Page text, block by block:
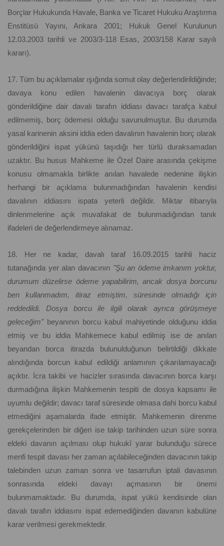
Borçlar Hukukunda Havale, Banka ve Ticaret Hukuku Araştırma
Enstitüsü Yayını, Ankara 2001; Hukuk Genel Kurulunun
12.03.2003 tarihli ve 2003/3-118 Esas, 2003/158 Karar sayılı
kararı).
17. Tüm bu açıklamalar ışığında somut olay değerlendirildiğinde;
davaya konu edilen havalenin davacıya borç olarak
gönderildiğine dair davalı tarafın iddiası davacı tarafça kabul
edilmemiş, borç ödemesi olduğu savunulmuştur. Bu durumda
yasal karinenin aksini iddia eden davalının havalenin borç olarak
gönderildiğini ispat yükünü taşıdığı her türlü duraksamadan
uzaktır. Bu husus Mahkeme ile Özel Daire arasında çekişme
konusu olmamakla birlikte anılan havalede nedenine ilişkin
herhangi bir açıklama bulunmadığından havalenin kendisi
davalının iddiasını ispata yeterli değildir. Miktar itibarıyla
dinlenmelerine açık muvafakat de bulunmadığından tanık
ifadeleri de değerlendirmeye alınamaz.
18. Her ne kadar, davalı taraf 16.09.2015 tarihli haciz
tutanağında yer alan davacının "Şu an ödeme imkanım yoktur,
durumum düzelirse ödeme yapabilirim, ancak dosya borcunu
ben kullanmadım, itiraz etmiştim, süresinde olmadığı için
reddedildi. Dosya borcu ile ilgili olarak ayrıca görüşmeye
geleceğim"beyanının borcu kabul mahiyetinde olduğunu iddia
etmiş ve bu iddia Mahkemece kabul edilmiş ise de anılan
beyandan borca itirazda bulunulduğunun belirtildiği dikkate
alındığında borcun kabul edildiği anlamının çıkarılamayacağı
açıktır. İcra takibi ve hacizler sırasında davacının borca karşı
durmadığına ilişkin Mahkemenin tespiti de dosya kapsamı ile
uyumlu değildir; davacı taraf süresinde olmasa dahi borcu kabul
etmediğini aşamalarda ifade etmiştir. Mahkemenin direnme
gerekçelerinden bir diğeri ise takip tarihinden uzun süre sonra
eldeki davanın açılması olup hukukî yarar bulunduğu sürece
menfi tespit davası her zaman açılabileceğinden davacının takip
talebinden uzun zaman sonra ve tasarrufun iptali davasının
sonrasında eldeki davayı açmasının bir önemi
bulunmamaktadır. Bu durumda, ispat yükü kendisinde olan
davalı tarafın iddiasını ispat edemediğinden davanın kabulüne
karar verilmesi gerekmektedir.